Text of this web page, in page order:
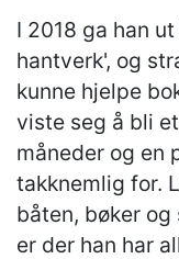
I 2018 ga han
hantverk', og
kunne hjelpe
viste seg å bli
måneder og en
takknemlig for.
båten, bøker
er der han har